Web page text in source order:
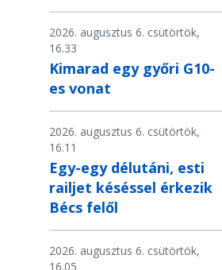
2026. augusztus 6. csütörtök,
16.33
Kimarad egy győri G10-
es vonat
2026. augusztus 6. csütörtök,
16.11
Egy-egy délutáni, esti
railjet késéssel érkezik
Bécs felől
2026. augusztus 6. csütörtök,
16.05